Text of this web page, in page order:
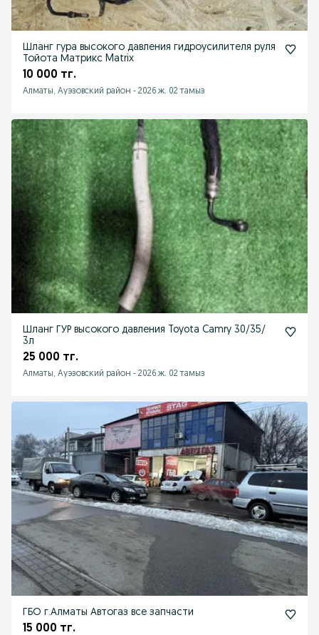
Шланг гура высокого давления гидроусилителя руля
Тойота Матрикс Matrix
10 000 тг.
Алматы, Ауэзовский район - 2026 ж. 02 тамыз
Шланг ГУР высокого давления Toyota Camry 30/35/
3л
25 000 тг.
Алматы, Ауэзовский район - 2026 ж. 02 тамыз
ГБО г.Алматы Автогаз все запчасти
15 000 тг.